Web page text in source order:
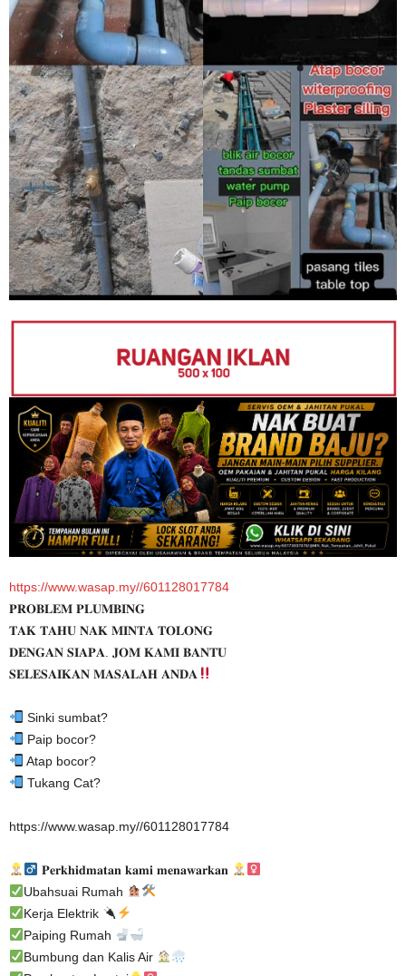
https://www.wasap.my//601128017784
𝐏𝐑𝐎𝐁𝐋𝐄𝐌 𝐏𝐋𝐔𝐌𝐁𝐈𝐍𝐆
𝐓𝐀𝐊 𝐓𝐀𝐇𝐔 𝐍𝐀𝐊 𝐌𝐈𝐍𝐓𝐀 𝐓𝐎𝐋𝐎𝐍𝐆
𝐃𝐄𝐍𝐆𝐀𝐍 𝐒𝐈𝐀𝐏𝐀. 𝐉𝐎𝐌 𝐊𝐀𝐌𝐈 𝐁𝐀𝐍𝐓𝐔
𝐒𝐄𝐋𝐄𝐒𝐀𝐈𝐊𝐀𝐍 𝐌𝐀𝐒𝐀𝐋𝐀𝐇 𝐀𝐍𝐃𝐀
Sinki sumbat?
Paip bocor?
Atap bocor?
Tukang Cat?
https://www.wasap.my//601128017784
𝐏𝐞𝐫𝐤𝐡𝐢𝐝𝐦𝐚𝐭𝐚𝐧 𝐤𝐚𝐦𝐢 𝐦𝐞𝐧𝐚𝐰𝐚𝐫𝐤𝐚𝐧
Ubahsuai Rumah
Kerja Elektrik
Paiping Rumah
Bumbung dan Kalis Air